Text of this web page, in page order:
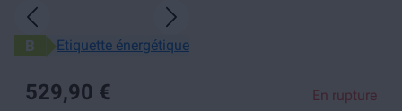
B Etiquette énergétique
529,90 € En rupture